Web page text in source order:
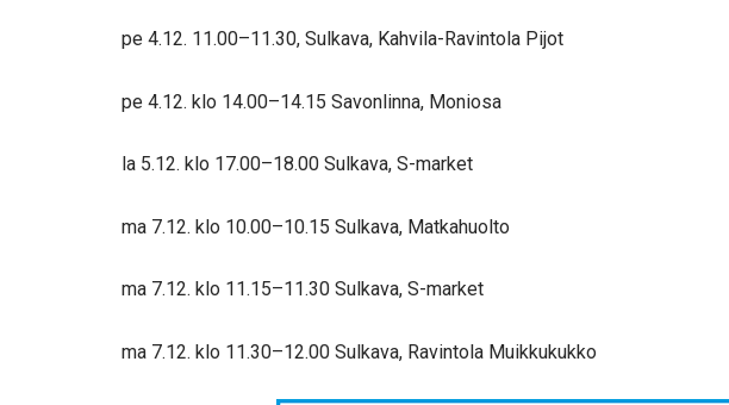
pe 4.12. 11.00–11.30, Sulkava, Kahvila-Ravintola Pijot
pe 4.12. klo 14.00–14.15 Savonlinna, Moniosa
la 5.12. klo 17.00–18.00 Sulkava, S-market
ma 7.12. klo 10.00–10.15 Sulkava, Matkahuolto
ma 7.12. klo 11.15–11.30 Sulkava, S-market
ma 7.12. klo 11.30–12.00 Sulkava, Ravintola Muikkukukko